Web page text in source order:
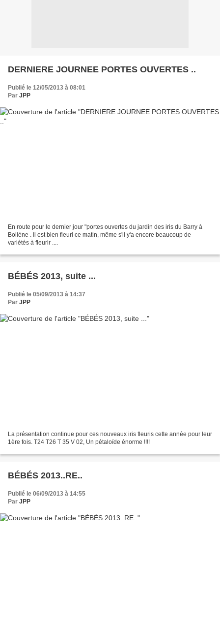
DERNIERE JOURNEE PORTES OUVERTES ..
Publié le 12/05/2013 à 08:01
Par JPP
En route pour le dernier jour "portes ouvertes du jardin des iris du Barry à
Bollène . Il est bien fleuri ce matin, même s'il y'a encore beaucoup de
variétés à fleurir ....
BÉBÉS 2013, suite ...
Publié le 05/09/2013 à 14:37
Par JPP
La présentation continue pour ces nouveaux iris fleuris cette année pour leur
1ère fois. T24 T26 T 35 V 02, Un pétaloïde énorme !!!!
BÉBÉS 2013..RE..
Publié le 06/09/2013 à 14:55
Par JPP